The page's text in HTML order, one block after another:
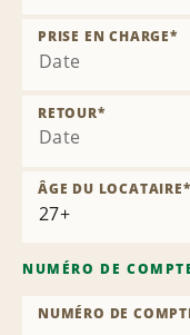
Date
PRISE EN CHARGE*
Date
RETOUR*
ÂGE DU LOCATAIRE*
NUMÉRO DE
NUMÉRO DE